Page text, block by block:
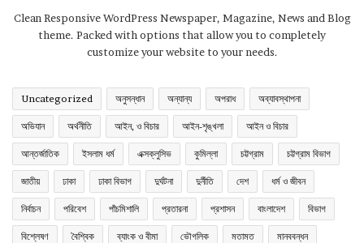
Clean Responsive WordPress Newspaper, Magazine, News and Blog
theme. Packed with options that allow you to completely
customize your website to your needs.
Uncategorized অনুসন্ধান অন্যান্য অপরাধ অব্যাবস্থাপনা
অভিযান অর্থনীতি আইন, ও বিচার আইন-শৃঙ্খলা আইন ও বিচার
আন্তর্জাতিক ইসলাম ধর্ম এক্সক্লুসিভ কুমিল্লা চট্টগ্রাম চট্টগ্রাম বিভাগ
জাতীয় ঢাকা ঢাকা বিভাগ দুর্ঘটনা দুর্নীতি দেশ ধর্ম ও জীবন
নির্বাচন পরিবেশ পাঁচমিশালি প্রতারনা প্রশাসন বাংলাদেশ বিভাগ
বিশ্লেষণ বৈশ্বিক ব্যাংক ও বীমা ভৌগলিক মতামত মানববন্ধন